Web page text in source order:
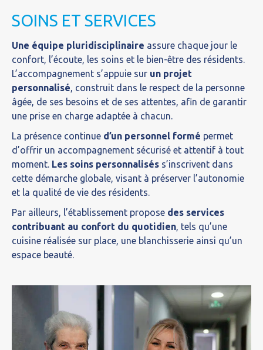
SOINS ET SERVICES
Une équipe pluridisciplinaire assure chaque jour le
confort, l’écoute, les soins et le bien-être des résidents.
L’accompagnement s’appuie sur un projet
personnalisé, construit dans le respect de la personne
âgée, de ses besoins et de ses attentes, afin de garantir
une prise en charge adaptée à chacun.
La présence continue d’un personnel formé permet
d’offrir un accompagnement sécurisé et attentif à tout
moment. Les soins personnalisés s’inscrivent dans
cette démarche globale, visant à préserver l’autonomie
et la qualité de vie des résidents.
Par ailleurs, l’établissement propose des services
contribuant au confort du quotidien, tels qu’une
cuisine réalisée sur place, une blanchisserie ainsi qu’un
espace beauté.